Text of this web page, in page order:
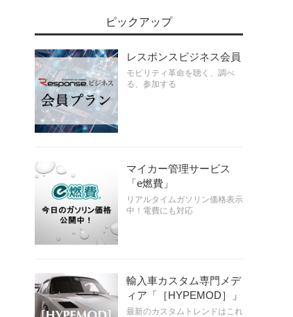
ピックアップ
レスポンスビジネス会員
モビリティ革命を聴く、調べ
る、参加する
マイカー管理サービス
「e燃費」
リアルタイムガソリン価格表示
中！電費にも対応
輸入車カスタム専門メデ
ィア「［HYPEMOD］」
最新のカスタムトレンドはこれ